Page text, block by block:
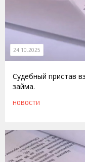
24.10.2025
Судебный пристав
займа.
НОВОСТИ